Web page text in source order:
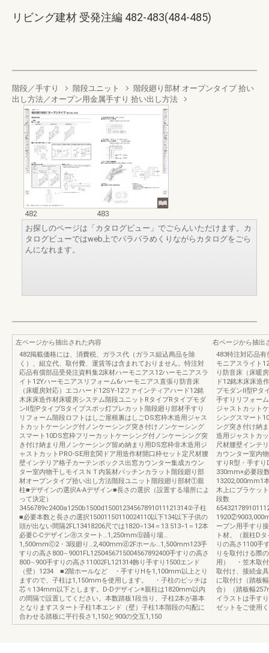
リビング建材 受発注編 482-483(484-485)
階段／手すり 階段ユニット
階段廻り部材 オープンタイプ 拾い
出し方法／オープン用金属手すり 拾い出し方法
482
483
お探しのページは「カタログビュー」でごらんいただけます。カ
タログビューではweb上でパラパラめくりながらカタログをごら
んになれます。
左ページから抽出された内容
482掲載価格には、消費税、ガラス代（ガラス組込商品を除
く）、組立代、取付費、運賃等は含まれておりません。特注対
応品有償部品受発注資料集2床材ハーモニアス12ハーモニアスラ
イト12Yハーモニアスリフォーム6ハーモニアス直張り防音床
（床暖房対応）エコハード12SY-12ファインティアハード12銘
木床床造作材床暖房システム階段ユニットRタイプRタイプモダ
ンⅡ型PタイプSタイプスポッ灯プレカット階段廻り部材手すり
リフォーム階段ロフトはしご屋根裏はしごDS窓枠木造用ジャス
トカットケーシング付ノンケーシング突き付けノンケーシング
スマート10DS窓枠フリーカットケーシング付ノンケーシング突
き付け納まり用ノンケーシング留め納まり用DS窓枠非木造用ジ
ャストカットPRO-SE用玄関ドア用造作材開口枠セット定尺材腰
壁インテリア格子カーテンボックス出窓カウンター集成カウン
ター室内物干しモイスＮＴ内装材パッチンカラット階段廻り部
材オープンタイプ拾い出し方法階段ユニット階段廻り部材①親
柱■デザインの選択A-Aデザイン■長さの選択（設置する場所によ
って決定）
3456789c2400a1250b1500d15001234567891011121314②子柱
■必要本数と長さの選択15001150110024110以下134以下子供の
頭が出ない間隔2FL13418206尺では1820÷134＝13.513−1＝12本
必要C-Cデザインⓐスタート…1,250mmⓑ踊り場…
1,500mmⓒ2・3段廻り…2,400mmⓓ2Fホール…1,500mm123手
すりの高さ800∼9001FL1250456715004567892400手すりの高さ
800∼900手すりの高さ11002FL121314飾り手すり1500エンド
（壁）1234 ■2階ホールなど ・手すりHを1,100mm以上とり
ますので、子柱は1,150mmを使用します。 ・子柱のピッチは
芯々134mm以下とします。D-Dデザイン※親柱は1820mm以内
の間隔で設置してください。本数踏板1段当り、子柱2本が基本
となりますスタート子柱1本エンド（壁）子柱1本階段の勾配に
合わせる踏板に平行長さ1,150と900の交互1,150
右ページから抽出
483特注対応品有
モニアスライト
り防音床（床暖
ド12銘木床床造
プモダンⅡ型Pタ
手すりリフォー
ジャストカット
シングスマート
ング突き付け納
造用ジャストカ
尺材腰壁インテ
カウンター室内
すりR型・手すり
330mm×必要段
13202,000mm1
木上にブラケッ
段数 拾い出
ープン用手すり
ト材。（親柱D
りの高さ1100手
りを取付ける際
用） ・笠木取
取付け、接続金
に取付け（踏板
合）（踏板幅
イラストは手す
ゼットをご使用